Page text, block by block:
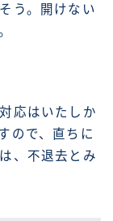
う。開けない
応はいたしか
ので、直ちに
、不退去とみ